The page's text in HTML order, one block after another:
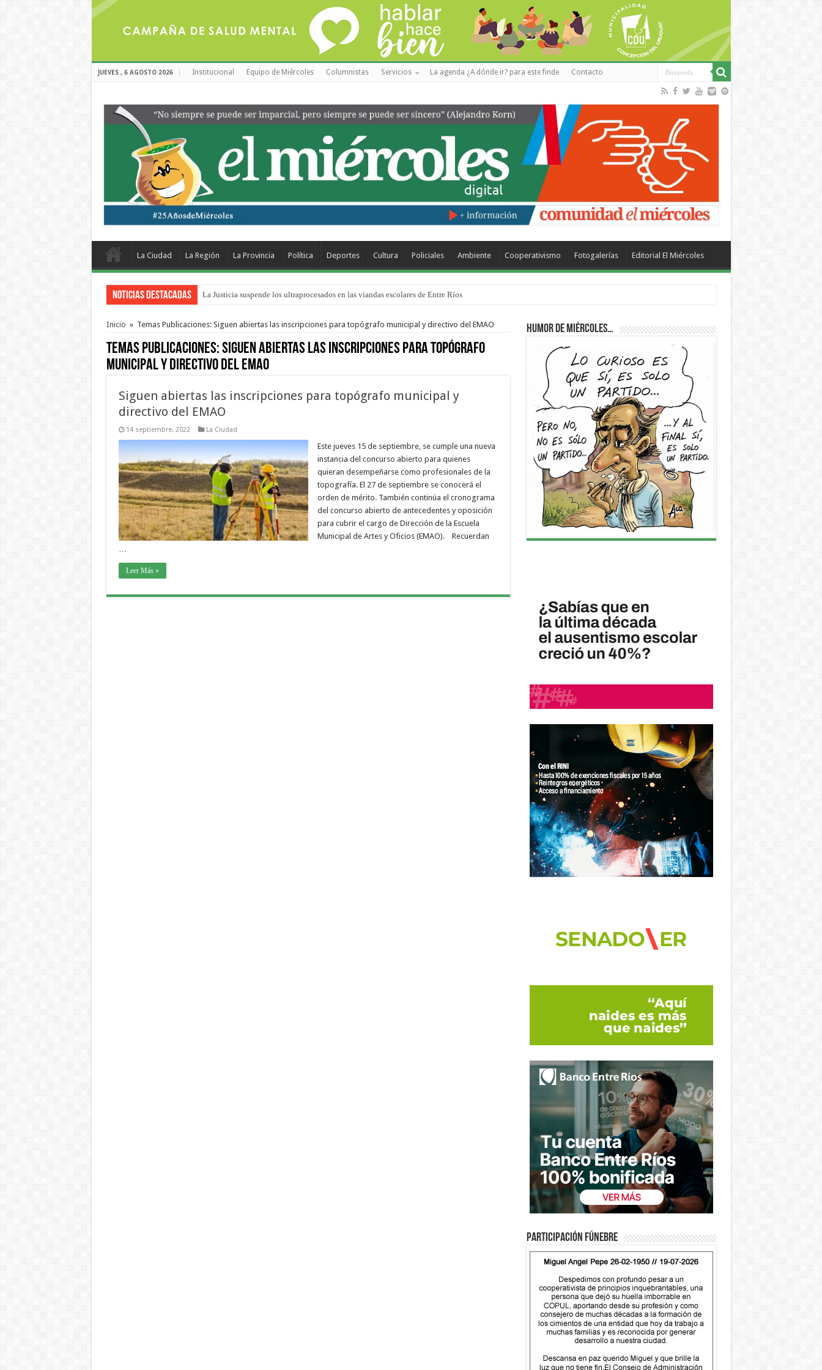
JUEVES , 6 AGOSTO 2026 Institucional Equipo de Miércoles Columnistas Servicios La agenda ¿A dónde ir? para este finde Contacto
La Ciudad La Región La Provincia Política Deportes Cultura Policiales Ambiente Cooperativismo Fotogalerías Editorial El Miércoles
Noticias Destacadas La Justicia suspende los ultraprocesados en las viandas escolares de Entre Ríos
Se presentará la obra “La Runfla de los Macanos”
Inicio » Temas Publicaciones: Siguen abiertas las inscripciones para topógrafo municipal y directivo del EMAO
Temas Publicaciones:Siguen abiertas las inscripciones para topógrafo
municipal y directivo del EMAO
Siguen abiertas las inscripciones para topógrafo municipal y
directivo del EMAO
14 septiembre, 2022 La Ciudad
Este jueves 15 de septiembre, se cumple una nueva
instancia del concurso abierto para quienes
quieran desempeñarse como profesionales de la
topografía. El 27 de septiembre se conocerá el
orden de mérito. También continúa el cronograma
del concurso abierto de antecedentes y oposición
para cubrir el cargo de Dirección de la Escuela
Municipal de Artes y Oficios (EMAO). Recuerdan
Leer Más »
Humor de Miércoles…
Participación fúnebre